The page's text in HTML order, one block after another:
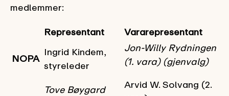
medlemmer:
Representant Vararepresentant
NOPA
Ingrid Kindem,
styreleder
Jon-Willy Rydningen
(1. vara) (gjenvalg)
Arvid W. Solvang (2.
Tove Bøygard